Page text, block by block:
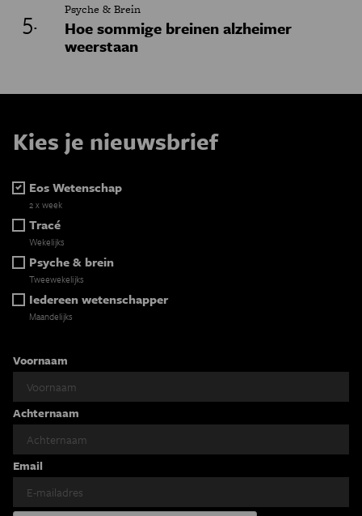
Psyche & Brein
Hoe sommige breinen alzheimer
weerstaan
Kies je nieuwsbrief
Eos Wetenschap
2 x week
Tracé
Wekelijks
Psyche & brein
Tweewekelijks
Iedereen wetenschapper
Maandelijks
Voornaam
Achternaam
Email